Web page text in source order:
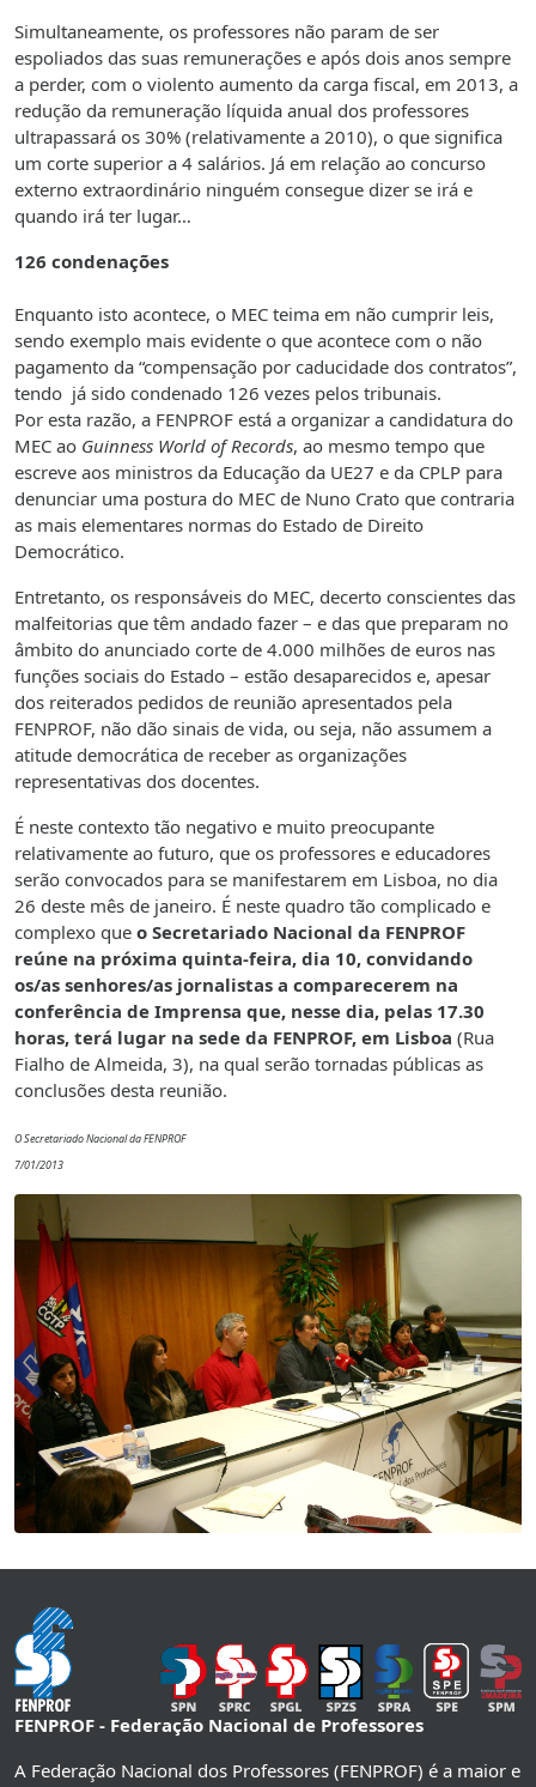
Simultaneamente, os professores não param de ser
espoliados das suas remunerações e após dois anos sempre
a perder, com o violento aumento da carga fiscal, em 2013, a
redução da remuneração líquida anual dos professores
ultrapassará os 30% (relativamente a 2010), o que significa
um corte superior a 4 salários. Já em relação ao concurso
externo extraordinário ninguém consegue dizer se irá e
quando irá ter lugar…
126 condenações
Enquanto isto acontece, o MEC teima em não cumprir leis,
sendo exemplo mais evidente o que acontece com o não
pagamento da “compensação por caducidade dos contratos”,
tendo já sido condenado 126 vezes pelos tribunais.
Por esta razão, a FENPROF está a organizar a candidatura do
MEC ao Guinness World of Records, ao mesmo tempo que
escreve aos ministros da Educação da UE27 e da CPLP para
denunciar uma postura do MEC de Nuno Crato que contraria
as mais elementares normas do Estado de Direito
Democrático.
Entretanto, os responsáveis do MEC, decerto conscientes das
malfeitorias que têm andado fazer – e das que preparam no
âmbito do anunciado corte de 4.000 milhões de euros nas
funções sociais do Estado – estão desaparecidos e, apesar
dos reiterados pedidos de reunião apresentados pela
FENPROF, não dão sinais de vida, ou seja, não assumem a
atitude democrática de receber as organizações
representativas dos docentes.
É neste contexto tão negativo e muito preocupante
relativamente ao futuro, que os professores e educadores
serão convocados para se manifestarem em Lisboa, no dia
26 deste mês de janeiro. É neste quadro tão complicado e
complexo que o Secretariado Nacional da FENPROF
reúne na próxima quinta-feira, dia 10, convidando
os/as senhores/as jornalistas a comparecerem na
conferência de Imprensa que, nesse dia, pelas 17.30
horas, terá lugar na sede da FENPROF, em Lisboa (Rua
Fialho de Almeida, 3), na qual serão tornadas públicas as
conclusões desta reunião.
O Secretariado Nacional da FENPROF
7/01/2013
FENPROF - Federação Nacional de Professores
A Federação Nacional dos Professores (FENPROF) é a maior e